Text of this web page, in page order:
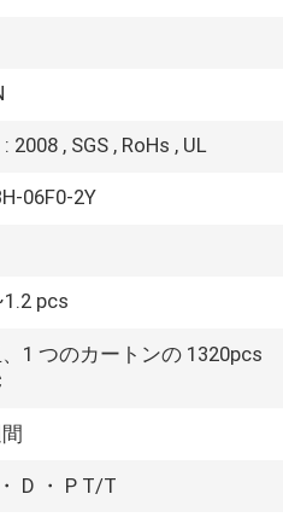
2008 , SGS , RoHs , UL
06F0-2Y
pcs
1 つのカートンの 1320pcs
D ・ P T/T